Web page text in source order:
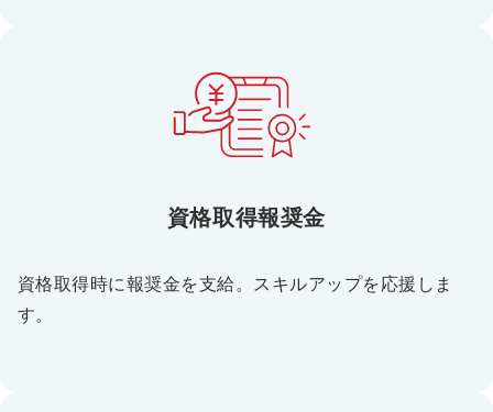
資格取得報奨金
資格取得時に報奨金を支給。スキルアップを応援しま
す。